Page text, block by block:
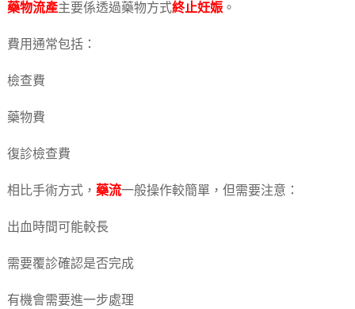
藥物流產主要係透過藥物方式終止妊娠。
費用通常包括：
檢查費
藥物費
復診檢查費
相比手術方式， 藥流一般操作較簡單，但需要注意：
出血時間可能較長
需要覆診確認是否完成
有機會需要進一步處理